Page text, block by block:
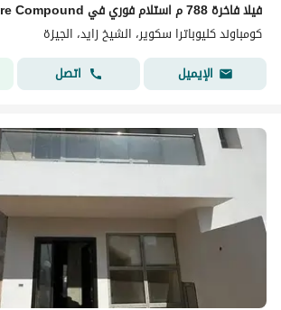
كومباوند كليوباترا سكوير، الشيخ زايد، الجيزة
الإيميل
اتصل